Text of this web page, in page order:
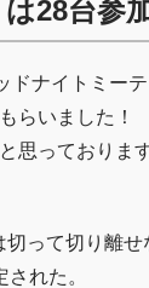
28台参
ナイトミーテ
らいました！
思っております
って切り離せ
れた。